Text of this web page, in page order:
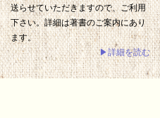
送らせていただきますので、ご利用
下さい。詳細は著書のご案内にあり
ます。
▶詳細を読む